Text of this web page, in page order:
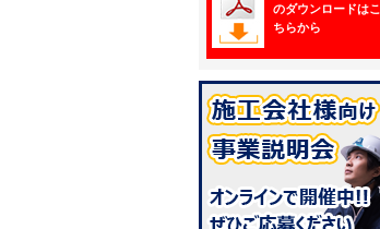
のダウンロードはこ
ちらから